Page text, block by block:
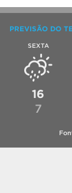
PREVISÃO DO
SEXTA
16
7